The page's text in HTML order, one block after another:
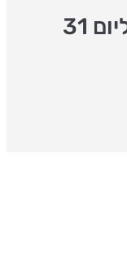
IDBNY - Call Report ליום 31